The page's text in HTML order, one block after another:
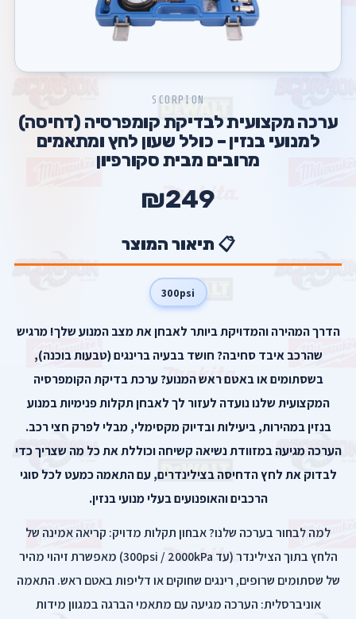
SCORPION
ערכה מקצועית לבדיקת קומפרסיה (דחיסה)
למנועי בנזין – כולל שעון לחץ ומתאמים
מרובים מבית סקורפיון
₪249
📋 תיאור המוצר
300psi
הדרך המהירה והמדויקת ביותר לאבחן את מצב המנוע שלך! מרגיש
שהרכב איבד סחיבה? חושד בבעיה ברינגים (טבעות בוכנה),
בשסתומים או באטם ראש המנוע? ערכת בדיקת הקומפרסיה
המקצועית שלנו נועדה לעזור לך לאבחן תקלות פנימיות במנוע
בנזין במהירות, ביעילות ובדיוק מקסימלי, מבלי לפרק חצי רכב.
הערכה מגיעה במזוודת נשיאה קשיחה וכוללת את כל מה שצריך כדי
לבדוק את לחץ הדחיסה בצילינדרים, עם התאמה כמעט לכל סוגי
הרכבים והאופנועים בעלי מנועי בנזין.
למה לבחור בערכה שלנו? אבחון תקלות מדויק: קריאה אמינה של
הלחץ בתוך הצילינדר (עד 300psi / 2000kPa) מאפשרת זיהוי מהיר
של שסתומים שרופים, רינגים שחוקים או דליפות באטם ראש. התאמה
אוניברסלית: הערכה מגיעה עם מתאמי הברגה במגוון מידות